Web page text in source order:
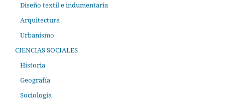
Diseño textil e indumentaria
Arquitectura
Urbanismo
CIENCIAS SOCIALES
Historia
Geografía
Sociología